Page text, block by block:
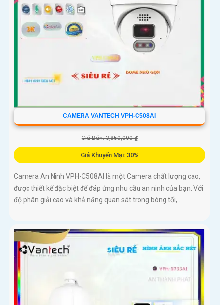
CAMERA VANTECH VPH-C508AI
Giá Bán: 3,850,000 ₫
Giá Khuyến Mại: 30%
Camera An Ninh VPH-C508AI là một Camera chất lượng cao,
được thiết kế đặc biệt để đáp ứng nhu cầu an ninh của bạn. Với
độ phân giải cao và khả năng quan sát trong bóng tối,...